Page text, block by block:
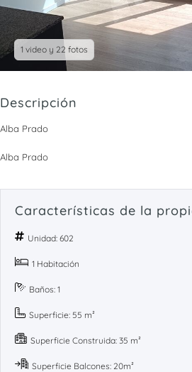
1 video y 22 fotos
Descripción
Alba Prado
Alba Prado
Características de la
Unidad: 602
1 Habitación
Baños: 1
Superficie: 55 m²
Superficie Construida: 35 m²
Superficie Balcones: 20m²